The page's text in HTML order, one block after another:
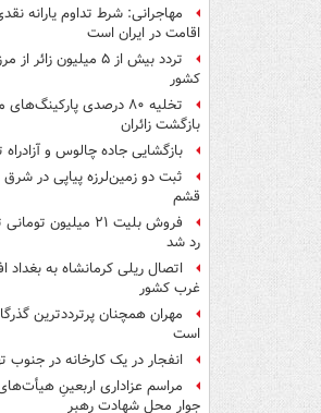
مهاجرانی: شرط تداوم یارانه
اقامت در ایران است
تردد بیش از ۵ میلیون
کشور
تخلیه ۸۰ درصدی
بازگشت زائران
بازگشایی جاده چالوس و
ثبت دو زمین‌لرزه پیاپی در
قشم
فروش بلیت ۲۱ میلیون
رد شد
اتصال ریلی کرمانشاه به بغداد
غرب کشور
مهران همچنان پرترددترین
است
انفجار در یک کارخانه در جنوب
مراسم عزاداری اربعینِ
جوار محل شهادت رهبر